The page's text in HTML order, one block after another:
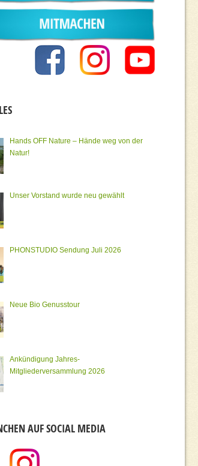
Hands OFF Nature – Hände weg von der
Natur!
Unser Vorstand wurde neu gewählt
PHONSTUDIO Sendung Juli 2026
Neue Bio Genusstour
Ankündigung Jahres-
Mitgliederversammlung 2026
AUF SOCIAL MEDIA